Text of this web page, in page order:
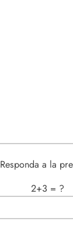
Responda a la
2+3 = ?